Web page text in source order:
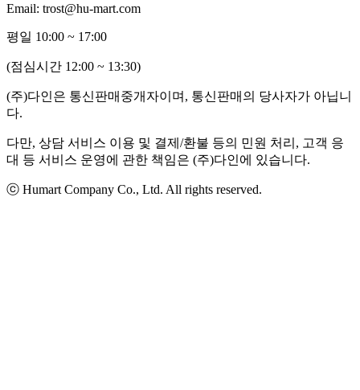
Email: trost@hu-mart.com
평일 10:00 ~ 17:00
(점심시간 12:00 ~ 13:30)
(주)다인은 통신판매중개자이며, 통신판매의 당사자가 아닙니
다.
다만, 상담 서비스 이용 및 결제/환불 등의 민원 처리, 고객 응
대 등 서비스 운영에 관한 책임은 (주)다인에 있습니다.
ⓒ Humart Company Co., Ltd. All rights reserved.